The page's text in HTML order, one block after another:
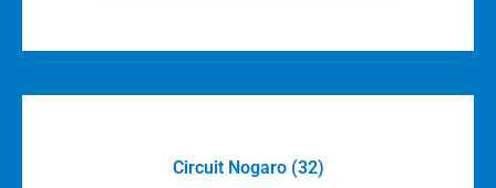
Circuit Nogaro (32)